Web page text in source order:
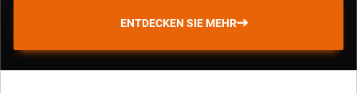
ENTDECKEN SIE MEHR